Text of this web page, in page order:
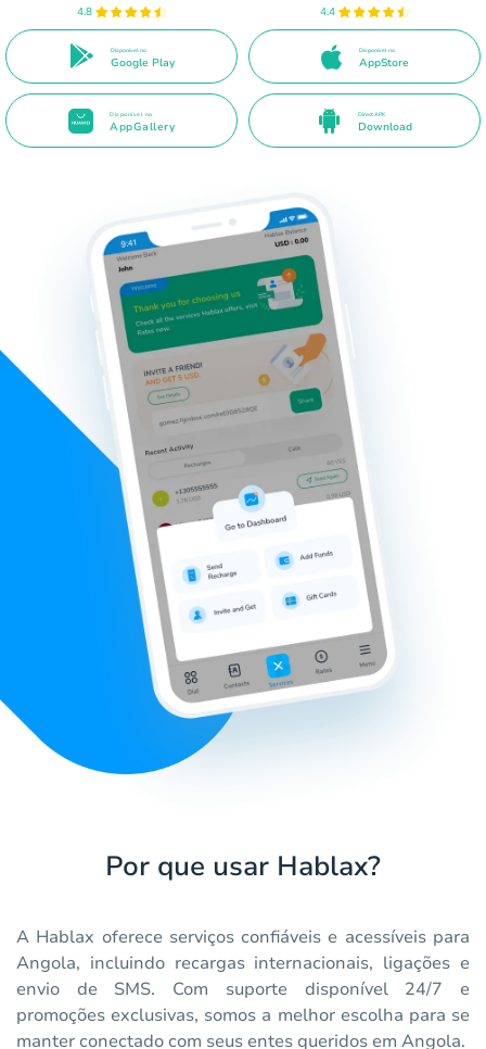
4.8
Disponível no
Google Play
4.4
Disponível na
AppStore
Disponível na
AppGallery
Direct APK
Download
Por que usar Hablax?
A Hablax oferece serviços confiáveis e acessíveis para
Angola, incluindo recargas internacionais, ligações e
envio de SMS. Com suporte disponível 24/7 e
promoções exclusivas, somos a melhor escolha para se
manter conectado com seus entes queridos em Angola.